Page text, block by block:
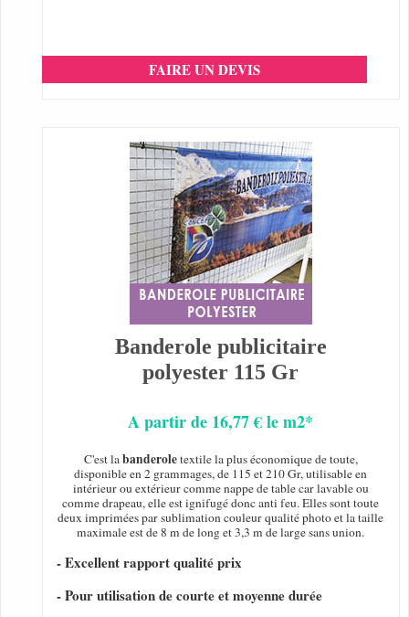
FAIRE UN DEVIS
Banderole publicitaire
polyester 115 Gr
A partir de 16,77 € le m2*
C'est labanderoletextile la plus économique de toute,
disponible en 2 grammages, de 115 et 210 Gr, utilisable en
intérieur ou extérieur comme nappe de table car lavable ou
comme drapeau, elle est ignifugé donc anti feu. Elles sont toute
deux imprimées par sublimation couleur qualité photo et la taille
maximale est de 8 m de long et 3,3 m de large sans union.
- Excellent rapport qualité prix
- Pour utilisation de courte et moyenne durée